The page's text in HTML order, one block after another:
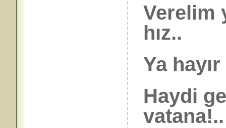
Verelim
hız..
Ya
Haydi
vatana!..